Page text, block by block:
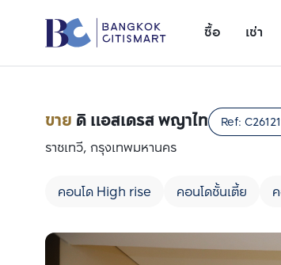
ซื้อ เช่า
ขาย ดิ แอสเดรส พญาไท Ref:
ราชเทวี, กรุงเทพมหานคร
คอนโด High rise คอนโดชั้นเตี้ย